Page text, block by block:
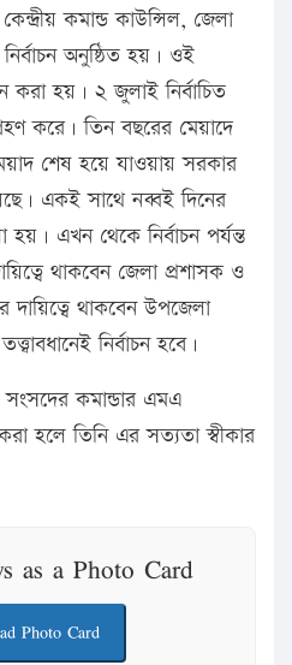
কমান্ড কাউন্সিল, জেলা
অনুষ্ঠিত হয়। ওই
করা হয়। ২ জুলাই নির্বাচিত
করে। তিন বছরের মেয়াদে
শেষ হয়ে যাওয়ায় সরকার
একই সাথে নব্বই দিনের
হয়। এখন থেকে নির্বাচন পর্যন্ত
থাকবেন জেলা প্রশাসক ও
দায়িত্বে থাকবেন উপজেলা
নির্বাচন হবে।
সংসদের কমান্ডার এমএ
হলে তিনি এর সত্যতা স্বীকার
as a Photo Card
Photo Card